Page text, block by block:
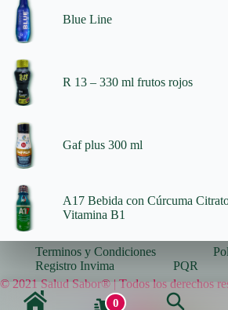
Blue Line
R 13 – 330 ml frutos rojos
Gaf plus 300 ml
A17 Bebida con Cúrcuma
Vitamina B1
Terminos y Condiciones
Registro Invima
PQR
© 2021 Salud Sabor® | Todos los derechos
0